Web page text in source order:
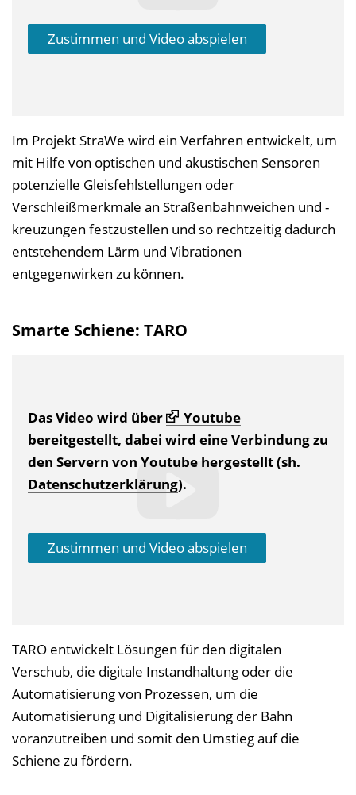
Zustimmen und Video abspielen
Im Projekt StraWe wird ein Verfahren entwickelt, um
mit Hilfe von optischen und akustischen Sensoren
potenzielle Gleisfehlstellungen oder
Verschleißmerkmale an Straßenbahnweichen und -
kreuzungen festzustellen und so rechtzeitig dadurch
entstehendem Lärm und Vibrationen
entgegenwirken zu können.
Smarte Schiene: TARO
Das Video wird über
Youtube
bereitgestellt, dabei wird eine Verbindung zu
den Servern von Youtube hergestellt (sh.
Datenschutzerklärung).
Zustimmen und Video abspielen
TARO entwickelt Lösungen für den digitalen
Verschub, die digitale Instandhaltung oder die
Automatisierung von Prozessen, um die
Automatisierung und Digitalisierung der Bahn
voranzutreiben und somit den Umstieg auf die
Schiene zu fördern.